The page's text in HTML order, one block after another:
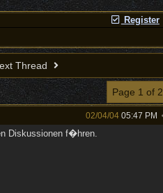
Register
Thread
Page 1 of 2
02/04/04 05:47 PM
Diskussionen f�hren.